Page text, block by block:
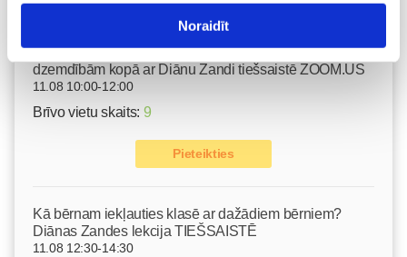
Noraidīt
Emocionālā un psiholoģiskā sagatavošanās
dzemdībām kopā ar Diānu Zandi tiešsaistē ZOOM.US
11.08 10:00-12:00
Brīvo vietu skaits: 9
Pieteikties
Kā bērnam iekļauties klasē ar dažādiem bērniem?
Diānas Zandes lekcija TIEŠSAISTĒ
11.08 12:30-14:30